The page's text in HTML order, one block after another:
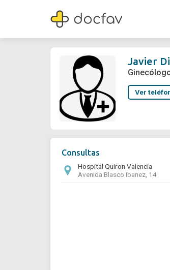
Javier Diaz Garcia-Donato
Ginecólogo
Javier
Ver
Consultas
Hospital Quiron Valencia
Avenida Blasco Ibanez, 14